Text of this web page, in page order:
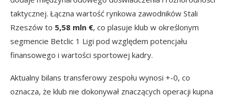
taktycznej. Łączna wartość rynkowa zawodników Stali
Rzeszów to 5,58 mln €, co plasuje klub w określonym
segmencie Betclic 1 Ligi pod względem potencjału
finansowego i wartości sportowej kadry.
Aktualny bilans transferowy zespołu wynosi +-0, co
oznacza, że klub nie dokonywał znaczących operacji kupna